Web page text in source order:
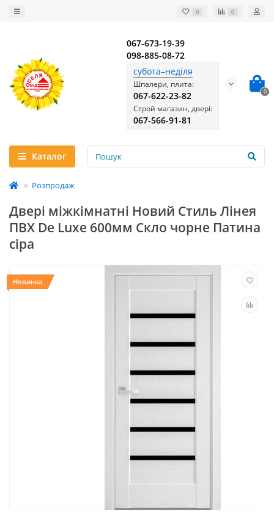
0 0
067-673-19-39
098-885-08-72
субота–неділя
Шпалери, плита:
067-622-23-82
Строй магазин, двері:
067-566-91-81
0
Каталог
Розпродаж
Двері міжкімнатні Новий Стиль Лінея
ПВХ De Luxe 600мм Скло чорне Патина
сіра
Новинка